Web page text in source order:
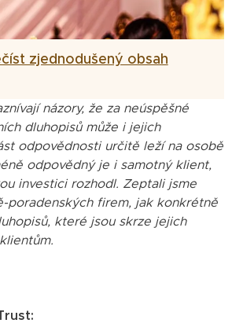
zjednodušený obsah
názory, že za neúspěšné
dluhopisů může i jejich
odpovědnosti určitě leží na osobě
odpovědný je i samotný klient,
investici rozhodl. Zeptali jsme
poradenských firem, jak konkrétně
které jsou skrze jejich